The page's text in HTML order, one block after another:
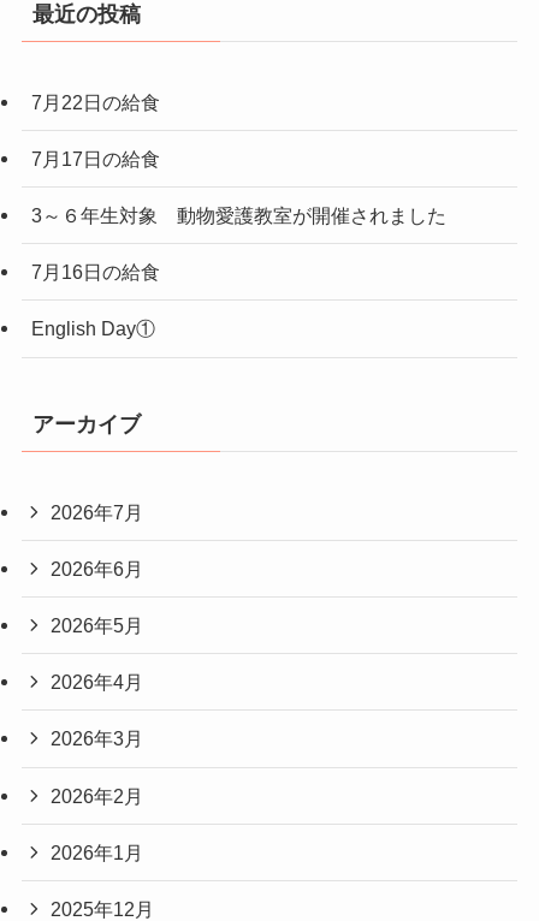
最近の投稿
7月22日の給食
7月17日の給食
3～６年生対象 動物愛護教室が開催されました
7月16日の給食
English Day①
アーカイブ
2026年7月
2026年6月
2026年5月
2026年4月
2026年3月
2026年2月
2026年1月
2025年12月